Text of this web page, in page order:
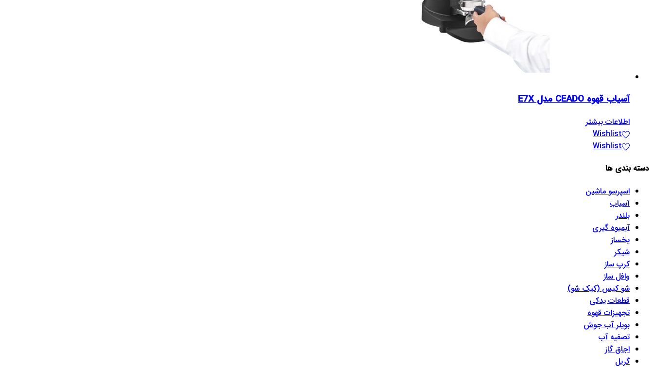
آسیاب قهوه CEADO مدل E7X
اطلاعات بیشتر
Wishlist
Wishlist
دسته بندی ها
اسپرسو‌ ماشین
آسیاب
بلندر
آبمیوه گیری
یخساز
شیکر
کرپ ساز
وافل ساز
شو کیس (کیک شو)
قطعات یدکی
تجهیزات قهوه
بویلر آب جوش
تصفیه آب
اجاق گاز
گریل